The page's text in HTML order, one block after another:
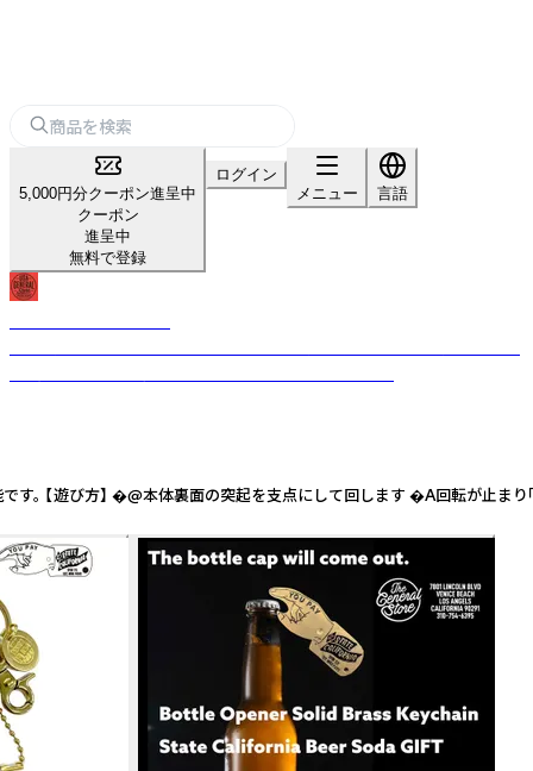
5,000円分クーポン進呈中
クーポン
進呈中
無料で登録
ログイン
メニュー
言語
遊び方】 �@本体裏面の突起を支点にして回します �A回転が止